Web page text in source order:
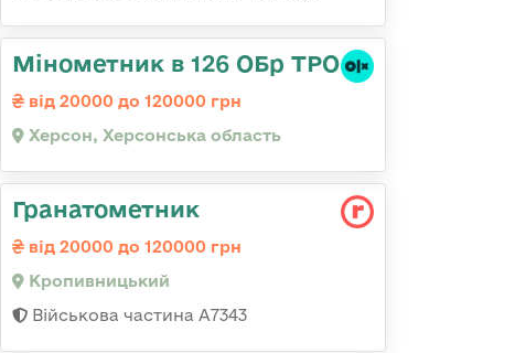
Мінометник в 126 ОБр ТРО
від 20000 до 120000 грн
Херсон, Херсонська область
Гранатометник
від 20000 до 120000 грн
Кропивницький
Військова частина А7343